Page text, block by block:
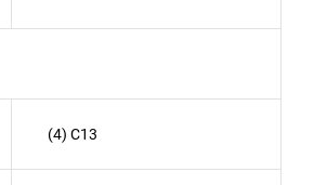
(4) C13